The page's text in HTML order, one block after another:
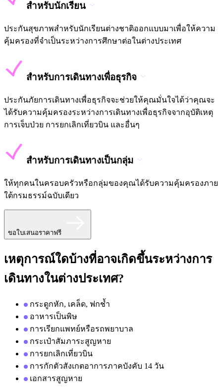
สำหรับนักเรียน
ประกันสุขภาพสำหรับนักเรียนต่างชาติออกแบบมาเพื่อให้ความ
คุ้มครองที่จำเป็นระหว่างการศึกษาต่อในต่างประเทศ
สำหรับการเดินทางเพื่อธุรกิจ
ประกันภัยการเดินทางเพื่อธุรกิจจะช่วยให้คุณมั่นใจได้ว่าคุณจะ
ได้รับความคุ้มครองระหว่างการเดินทางเพื่อธุรกิจจากอุบัติเหตุ
การเจ็บป่วย การยกเลิกเที่ยวบิน และอื่นๆ
สำหรับการเดินทางเป็นกลุ่ม
ให้ทุกคนในครอบครัวหรือกลุ่มของคุณได้รับความคุ้มครองภาย
ใต้กรมธรรม์ฉบับเดียว
ขอใบเสนอราคาฟรี
เหตุการณ์ใดบ้างที่อาจเกิดขึ้นระหว่างการ
เดินทางในต่างประเทศ?
กระดูกหัก, เคล็ด, ฟกช้ำ
อาหารเป็นพิษ
การเรียกแพทย์หรือรถพยาบาล
กระเป๋าสัมภาระสูญหาย
การยกเลิกเที่ยวบิน
การกักตัวสังเกตอาการภาคบังคับ 14 วัน
เอกสารสูญหาย